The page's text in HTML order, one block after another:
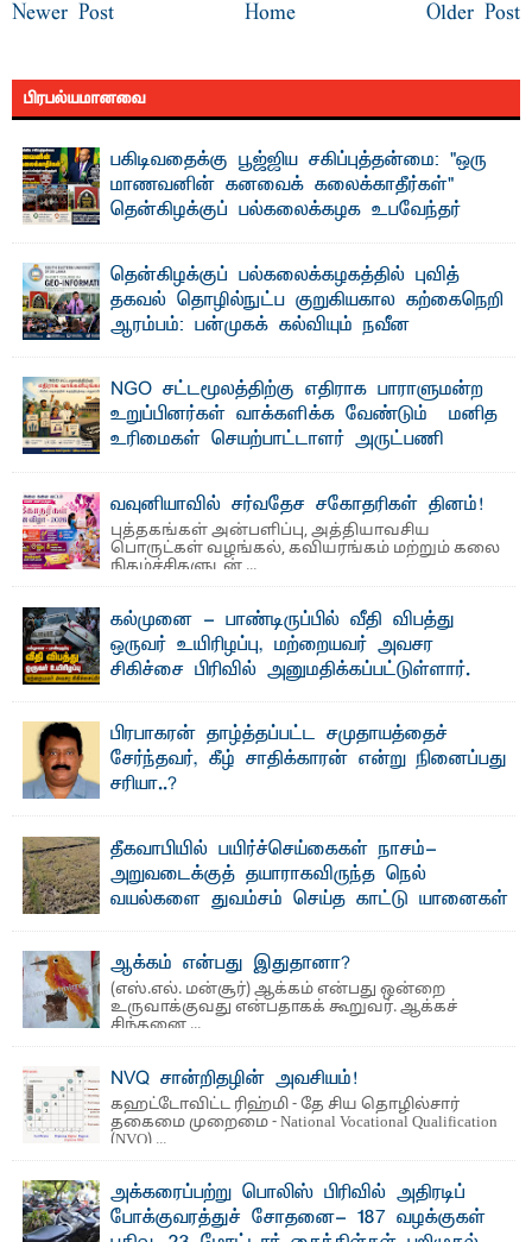
Newer Post Older Post
Home
பிரபல்யமானவை
பகிடிவதைக்கு பூஜ்ஜிய சகிப்புத்தன்மை: "ஒரு
மாணவனின் கனவைக் கலைக்காதீர்கள்" –
தென்கிழக்குப் பல்கலைக்கழக உபவேந்தர்
"ஒ ரு மாணவனின் அல்லது மாணவியின் கனவு என்னால்
கலைக்கப்படாது" என்ற உறுதியை ஒவ்வொரு மாணவரும் ...
தென்கிழக்குப் பல்கலைக்கழகத்தில் புவித்
தகவல் தொழில்நுட்ப குறுகியகால கற்கைநெறி
ஆரம்பம்: பன்முகக் கல்வியும் நவீன
பேராசிரியர் எம். எம். பாஸில்
தெ ன்கிழக்குப் பல்கலைக்கழகத்தின் கலை மற்றும் கலாசார
பீடத்தின் புவியியல் துறையினால் ...
NGO சட்டமூலத்திற்கு எதிராக பாராளுமன்ற
உறுப்பினர்கள் வாக்களிக்க வேண்டும் – மனித
உரிமைகள் செயற்பாட்டாளர் அருட்பணி
ஜே. எப். காமிலா பேகம்- இ லங்கை அரசாங்கம் அரசுசாரா
அமைப்புகள் (NGO) தொடர்பான புதிய சட்டமூலத்தை ...
வவுனியாவில் சர்வதேச சகோதரிகள் தினம்!
புத்தகங்கள் அன்பளிப்பு, அத்தியாவசிய
பொருட்கள் வழங்கல், கவியரங்கம் மற்றும் கலை
நிகழ்ச்சிகளுடன் ...
கல்முனை - பாண்டிருப்பில் வீதி விபத்து
ஒருவர் உயிரிழப்பு, மற்றையவர் அவசர
சிகிச்சை பிரிவில் அனுமதிக்கப்பட்டுள்ளார்.
பாண்டிருப்பு ...பிரபாகரன் தாழ்த்தப்பட்ட சமுதாயத்தைச்
சேர்ந்தவர், கீழ் சாதிக்காரன் என்று நினைப்பது
சரியா..?
தீகவாபியில் பயிர்ச்செய்கைகள் நாசம்-
அறுவடைக்குத் தயாராகவிருந்த நெல்
வயல்களை துவம்சம் செய்த காட்டு யானைகள்
காணப்பட்ட பல ...ஆக்கம் என்பது இதுதானா?
(எஸ்.எல். மன்சூர்) ஆக்கம் என்பது ஒன்றை
உருவாக்குவது என்பதாகக் கூறுவர். ஆக்கச்
சிந்தனை ...
NVQ சான்றிதழின் அவசியம்!
கஹட்டோவிட்ட ரிஹ்மி - தே சிய தொழில்சார்
தகைமை முறைமை - National Vocational Qualification
(NVQ) ...
அக்கரைப்பற்று பொலிஸ் பிரிவில் அதிரடிப்
போக்குவரத்துச் சோதனை- 187 வழக்குகள்